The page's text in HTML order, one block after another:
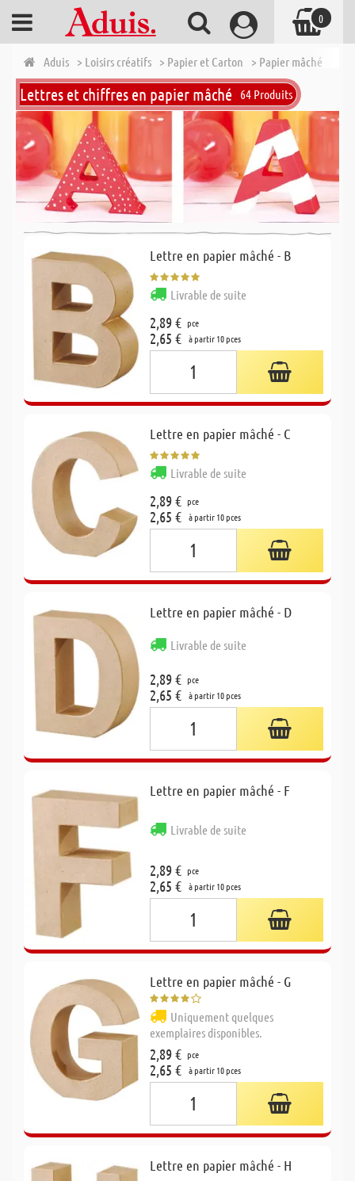
Aduis > Loisirs créatifs > Papier et Carton > Papier mâché
Lettres et chiffres en papier mâché 64 Produits
Lettre en papier mâché - B
Livrable de suite
2,89 € pce
2,65 € à partir 10 pces
Lettre en papier mâché - C
Livrable de suite
2,89 € pce
2,65 € à partir 10 pces
Lettre en papier mâché - D
Livrable de suite
2,89 € pce
2,65 € à partir 10 pces
Lettre en papier mâché - F
Livrable de suite
2,89 € pce
2,65 € à partir 10 pces
Lettre en papier mâché - G
Uniquement quelques
exemplaires disponibles.
2,89 € pce
2,65 € à partir 10 pces
Lettre en papier mâché - H
0